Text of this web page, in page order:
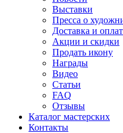
Выставки
Пресса о
Доставка и
Акции и скидки
Продать икону
Награды
Видео
Статьи
FAQ
Отзывы
Каталог мастерских
Контакты